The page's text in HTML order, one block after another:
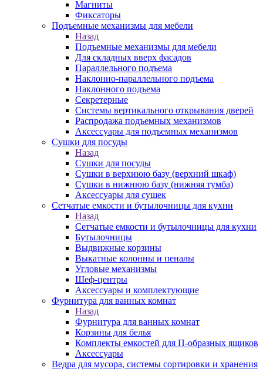
Магниты
Фиксаторы
Подъемные механизмы для мебели
Назад
Подъемные механизмы для мебели
Для складных вверх фасадов
Параллельного подъема
Наклонно-параллельного подъема
Наклонного подъема
Секретерные
Системы вертикального открывания дверей
Распродажа подъемных механизмов
Аксессуары для подъемных механизмов
Сушки для посуды
Назад
Сушки для посуды
Сушки в верхнюю базу (верхний шкаф)
Сушки в нижнюю базу (нижняя тумба)
Аксессуары для сушек
Сетчатые емкости и бутылочницы для кухни
Назад
Сетчатые емкости и бутылочницы для кухни
Бутылочницы
Выдвижные корзины
Выкатные колонны и пеналы
Угловые механизмы
Шеф-центры
Аксессуары и комплектующие
Фурнитура для ванных комнат
Назад
Фурнитура для ванных комнат
Корзины для белья
Комплекты емкостей для П-образных ящиков
Аксессуары
Ведра для мусора, системы сортировки и хранения